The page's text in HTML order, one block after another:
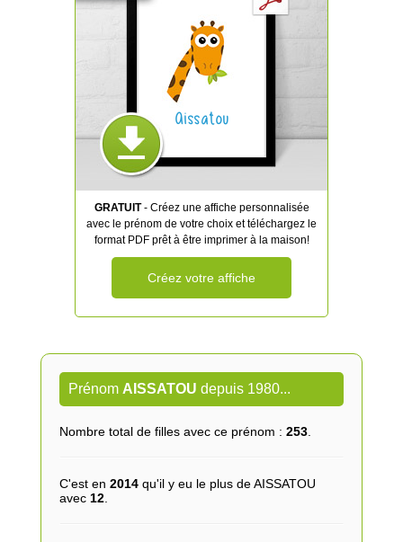
Aissatou
GRATUIT- Créez une affiche personnalisée
avec le prénom de votre choix et téléchargez le
format PDF prêt à être imprimer à la maison!
Créez votre affiche
Prénom AISSATOU depuis 1980...
Nombre total de filles avec ce prénom : 253.
C'est en 2014qu'il y eu le plus de AISSATOU
avec 12.